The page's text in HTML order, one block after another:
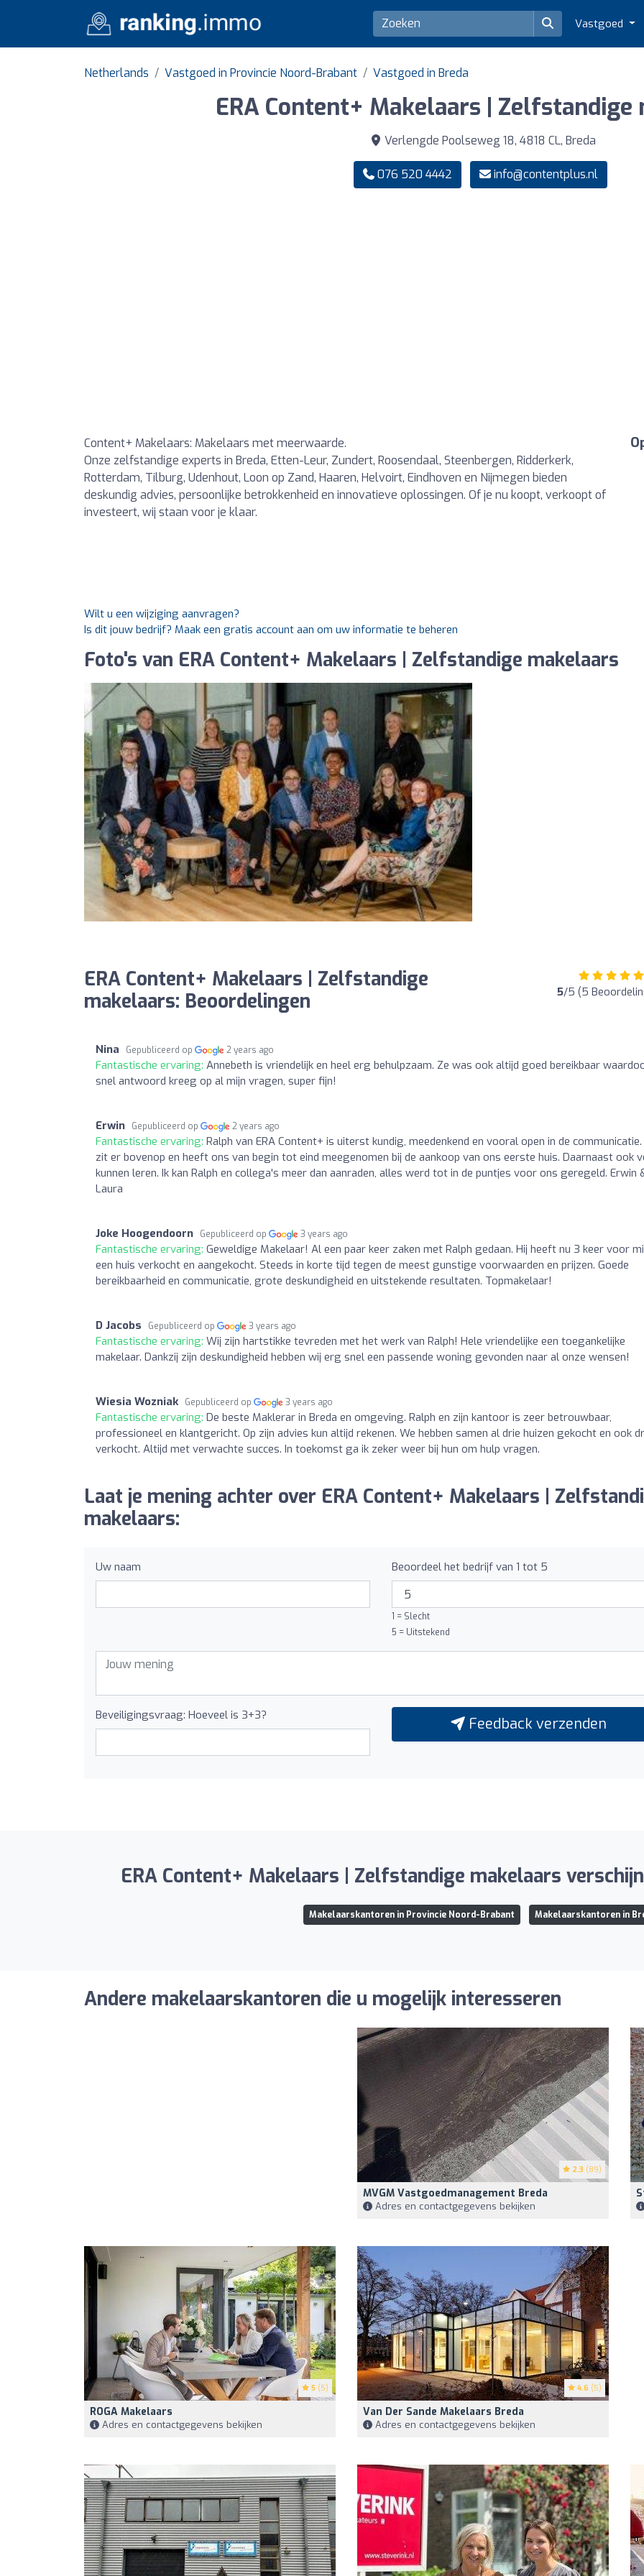
Vastgoed
Netherlands Vastgoed in Provincie Noord-Brabant Vastgoed in Breda
ERA Content+ Makelaars | Zelfstandige
Verlengde Poolseweg 18, 4818 CL, Breda
076 520 4442 info@contentplus.nl
Content+ Makelaars: Makelaars met meerwaarde.
Onze zelfstandige experts in Breda, Etten-Leur, Zundert, Roosendaal, Steenbergen, Ridderkerk,
Rotterdam, Tilburg, Udenhout, Loon op Zand, Haaren, Helvoirt, Eindhoven en Nijmegen bieden
deskundig advies, persoonlijke betrokkenheid en innovatieve oplossingen. Of je nu koopt, verkoopt of
investeert, wij staan voor je klaar.
Wilt u een wijziging aanvragen?
Is dit jouw bedrijf? Maak een gratis account aan om uw informatie te beheren
Foto's van ERA Content+ Makelaars | Zelfstandige makelaars
ERA Content+ Makelaars | Zelfstandige
makelaars: Beoordelingen
5/5 (5
Nina Gepubliceerd op 2 years ago
Fantastische ervaring: Annebeth is vriendelijk en heel erg behulpzaam. Ze was ook altijd goed bereikbaar
snel antwoord kreeg op al mijn vragen, super fijn!
Erwin Gepubliceerd op 2 years ago
Fantastische ervaring: Ralph van ERA Content+ is uiterst kundig, meedenkend en vooral open in de communicatie.
zit er bovenop en heeft ons van begin tot eind meegenomen bij de aankoop van ons eerste huis. Daarnaast ook
kunnen leren. Ik kan Ralph en collega's meer dan aanraden, alles werd tot in de puntjes voor ons geregeld. Erwin
Laura
Joke Hoogendoorn Gepubliceerd op 3 years ago
Fantastische ervaring: Geweldige Makelaar! Al een paar keer zaken met Ralph gedaan. Hij heeft nu 3 keer voor
een huis verkocht en aangekocht. Steeds in korte tijd tegen de meest gunstige voorwaarden en prijzen. Goede
bereikbaarheid en communicatie, grote deskundigheid en uitstekende resultaten. Topmakelaar!
D Jacobs Gepubliceerd op 3 years ago
Fantastische ervaring: Wij zijn hartstikke tevreden met het werk van Ralph! Hele vriendelijke een toegankelijke
makelaar. Dankzij zijn deskundigheid hebben wij erg snel een passende woning gevonden naar al onze wensen!
Wiesia Wozniak Gepubliceerd op 3 years ago
Fantastische ervaring: De beste Maklerar in Breda en omgeving. Ralph en zijn kantoor is zeer betrouwbaar,
professioneel en klantgericht. Op zijn advies kun altijd rekenen. We hebben samen al drie huizen gekocht en ook
verkocht. Altijd met verwachte succes. In toekomst ga ik zeker weer bij hun om hulp vragen.
Laat je mening achter over ERA Content+ Makelaars |
makelaars:
Uw naam Beoordeel het bedrijf van 1 tot 5
1 = Slecht
5 = Uitstekend
Beveiligingsvraag: Hoeveel is 3+3? Feedback verzenden
ERA Content+ Makelaars | Zelfstandige makelaars
Makelaarskantoren in Provincie Noord-Brabant Makelaarskantoren in
Andere makelaarskantoren die u mogelijk interesseren
2.3 (89)
MVGM Vastgoedmanagement Breda
Adres en contactgegevens bekijken
5 (5)
ROGA Makelaars
Adres en contactgegevens bekijken
4.6 (5)
Van Der Sande Makelaars Breda
Adres en contactgegevens bekijken